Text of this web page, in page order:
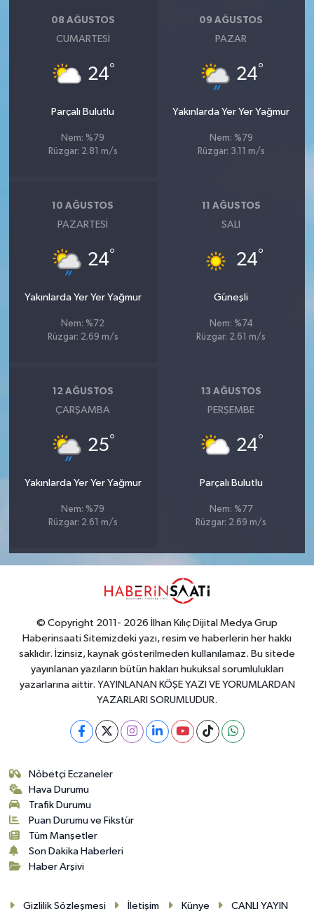
08 AĞUSTOS
CUMARTESI
24°
Parçalı Bulutlu
Nem: %79
Rüzgar: 2.81 m/s
09 AĞUSTOS
PAZAR
24°
Yakınlarda Yer Yer Yağmur
Nem: %79
Rüzgar: 3.11 m/s
10 AĞUSTOS
PAZARTESI
24°
Yakınlarda Yer Yer Yağmur
Nem: %72
Rüzgar: 2.69 m/s
11 AĞUSTOS
SALI
24°
Güneşli
Nem: %74
Rüzgar: 2.61 m/s
12 AĞUSTOS
ÇARŞAMBA
25°
Yakınlarda Yer Yer Yağmur
Nem: %79
Rüzgar: 2.61 m/s
13 AĞUSTOS
PERŞEMBE
24°
Parçalı Bulutlu
Nem: %77
Rüzgar: 2.69 m/s
© Copyright 2011- 2026 İlhan Kılıç Dijital Medya Grup
Haberinsaati Sitemizdeki yazı, resim ve haberlerin her hakkı
saklıdır. İzinsiz, kaynak gösterilmeden kullanılamaz. Bu sitede
yayınlanan yazıların bütün hakları hukuksal sorumlulukları
yazarlarına aittir. YAYINLANAN KÖŞE YAZI VE YORUMLARDAN
YAZARLARI SORUMLUDUR.
Nöbetçi Eczaneler
Hava Durumu
Trafik Durumu
Puan Durumu ve Fikstür
Tüm Manşetler
Son Dakika Haberleri
Haber Arşivi
Gizlilik Sözleşmesi İletişim Künye CANLI YAYIN